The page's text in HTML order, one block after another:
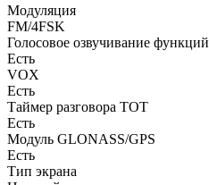
Модуляция
FM/4FSK
Голосовое озвучивание функций
Есть
VOX
Есть
Таймер разговора ТОТ
Есть
Модуль GLONASS/GPS
Есть
Тип экрана